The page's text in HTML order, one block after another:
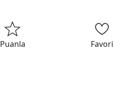
Puanla Favori